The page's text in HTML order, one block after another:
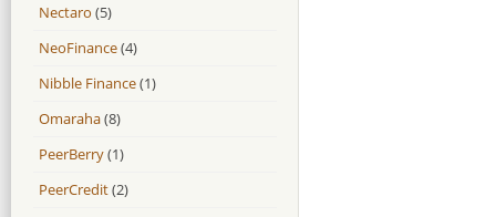
Nectaro (5)
NeoFinance(4)
Nibble Finance(1)
Omaraha(8)
PeerBerry(1)
PeerCredit(2)